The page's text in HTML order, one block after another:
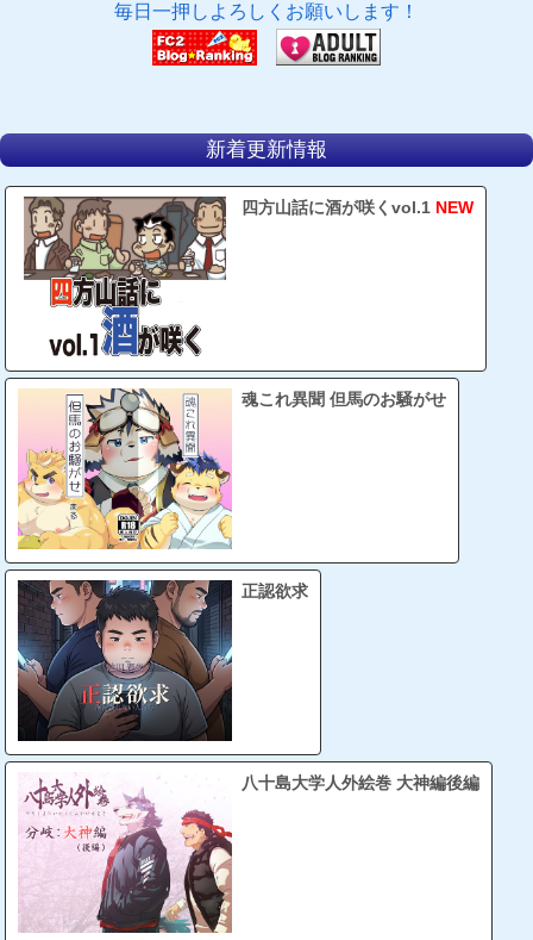
毎日一押しよろしくお願いします！
新着更新情報
四方山話に酒が咲くvol.1 NEW
魂これ異聞 但馬のお騒がせ
正認欲求
八十島大学人外絵巻 大神編後編